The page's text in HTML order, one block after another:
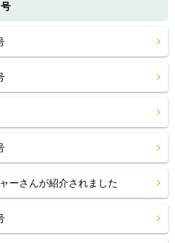
ーさんが紹介されました